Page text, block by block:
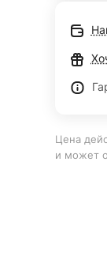
Цена
и может